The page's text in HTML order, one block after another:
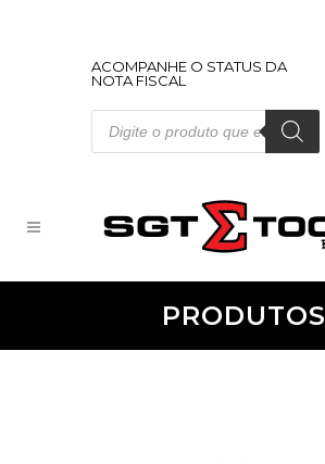
ACOMPANHE O STATUS DA
NOTA FISCAL
Pesquisar
produtos
PRODUTOS